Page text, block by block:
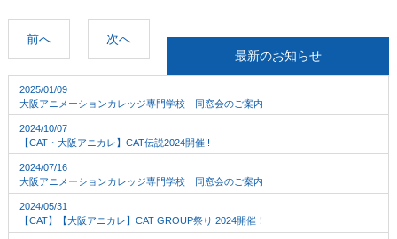
前へ
次へ
最新のお知らせ
2025/01/09
大阪アニメーションカレッジ専門学校 同窓会のご案内
2024/10/07
【CAT・大阪アニカレ】CAT伝説2024開催!!
2024/07/16
大阪アニメーションカレッジ専門学校 同窓会のご案内
2024/05/31
【CAT】【大阪アニカレ】CAT GROUP祭り 2024開催！